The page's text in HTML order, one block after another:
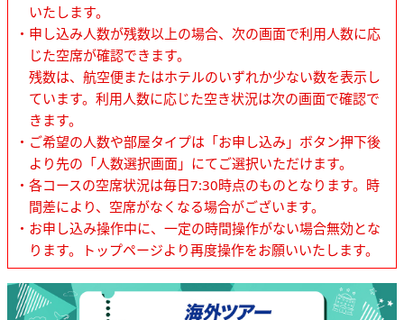
いたします。
・申し込み人数が残数以上の場合、次の画面で利用人数に応
じた空席が確認できます。
残数は、航空便またはホテルのいずれか少ない数を表示し
ています。利用人数に応じた空き状況は次の画面で確認で
きます。
・ご希望の人数や部屋タイプは「お申し込み」ボタン押下後
より先の「人数選択画面」にてご選択いただけます。
・各コースの空席状況は毎日7:30時点のものとなります。時
間差により、空席がなくなる場合がございます。
・お申し込み操作中に、一定の時間操作がない場合無効とな
ります。トップページより再度操作をお願いいたします。